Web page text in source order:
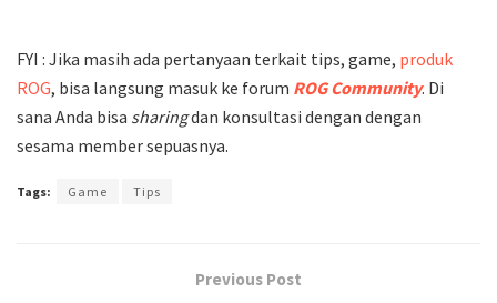
FYI : Jika masih ada pertanyaan terkait tips, game, produk
ROG, bisa langsung masuk ke forum ROG Community. Di
sana Anda bisa sharingdan konsultasi dengan dengan
sesama member sepuasnya.
Tags: Game Tips
Previous Post